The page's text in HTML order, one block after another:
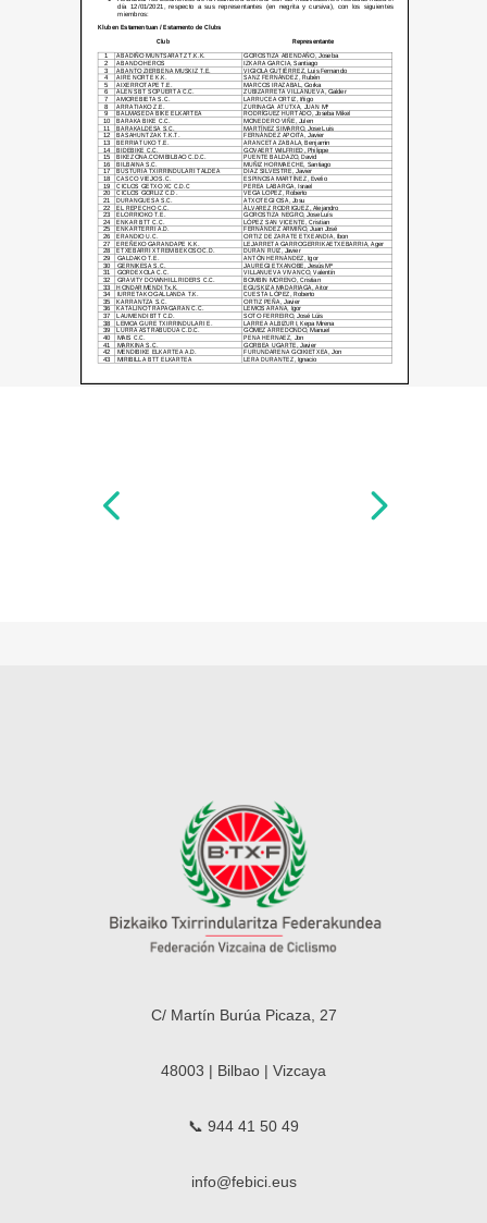
C/ Martín Burúa Picaza, 27
48003 | Bilbao | Vizcaya
📞 944 41 50 49
info@febici.eus